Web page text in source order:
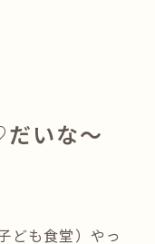
いな〜
ども食堂）やっ